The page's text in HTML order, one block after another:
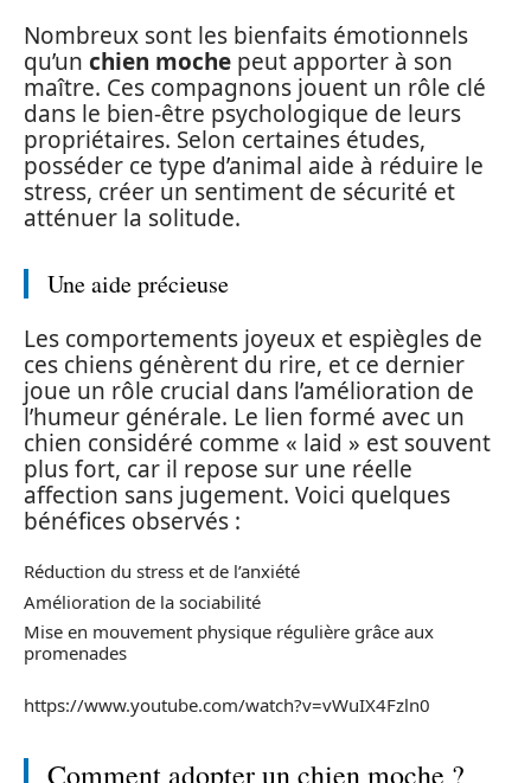
Nombreux sont les bienfaits émotionnels
qu’un chien moche peut apporter à son
maître. Ces compagnons jouent un rôle clé
dans le bien-être psychologique de leurs
propriétaires. Selon certaines études,
posséder ce type d’animal aide à réduire le
stress, créer un sentiment de sécurité et
atténuer la solitude.
Une aide précieuse
Les comportements joyeux et espiègles de
ces chiens génèrent du rire, et ce dernier
joue un rôle crucial dans l’amélioration de
l’humeur générale. Le lien formé avec un
chien considéré comme « laid » est souvent
plus fort, car il repose sur une réelle
affection sans jugement. Voici quelques
bénéfices observés :
Réduction du stress et de l’anxiété
Amélioration de la sociabilité
Mise en mouvement physique régulière grâce aux
promenades
https://www.youtube.com/watch?v=vWuIX4Fzln0
Comment adopter un chien moche ?